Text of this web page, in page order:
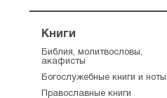
Книги
Библия, молитвословы,
акафисты
Богослужебные книги и ноты
Православные книги